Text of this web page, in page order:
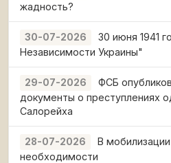
жадность?
30-07-2026
30 июня 1941
Независимости Украины"
29-07-2026
ФСБ
документы о преступлениях
Салорейха
28-07-2026
В
необходимости